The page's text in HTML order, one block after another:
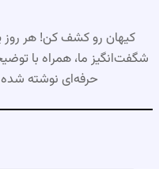
کیهان رو کشف کن! هر
شگفت‌انگیز ما، همراه با
حرفه‌ای نوشته